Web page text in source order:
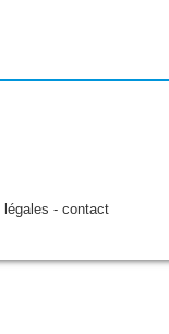
légales - contact